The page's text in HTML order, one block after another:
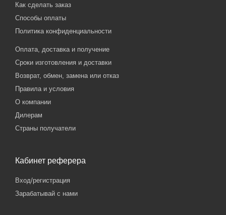
Как сделать заказ
Способы оплаты
Политика конфиденциальности
Оплата, доставка и получение
Сроки изготовления и доставки
Возврат, обмен, замена или отказ
Правила и условия
О компании
Дилерам
Страны получатели
Кабинет реферера
Вход/регистрация
Зарабатывай с нами